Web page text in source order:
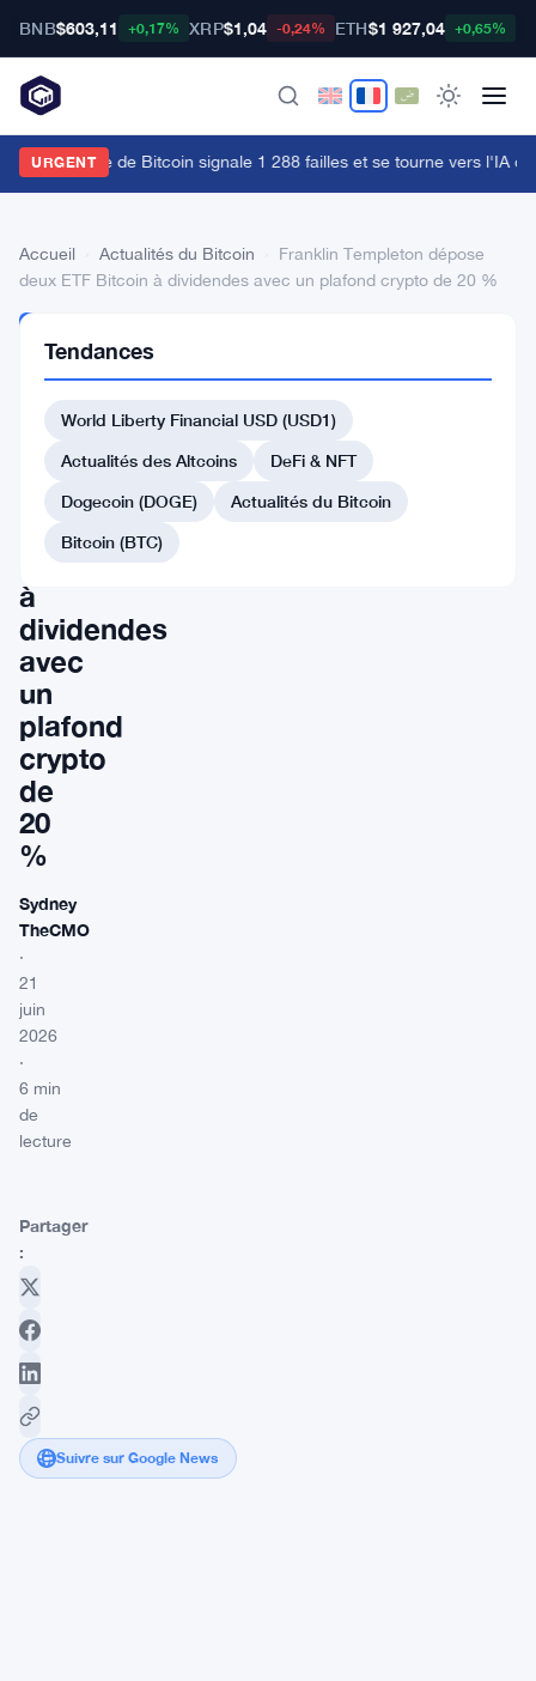
BNB$603,11 +0,17% XRP$1,04 -0,24% ETH$1 927,04 +0,65%
URGENT
rouge de Bitcoin signale 1 288 failles et se tourne vers l'IA
Accueil Actualités du Bitcoin
Franklin Templeton dépose
deux ETF Bitcoin à dividendes avec un plafond crypto de 20 %
DU BITCOIN
Templeton
dépose
deux
ETF
à
dividendes
avec
un
plafond
crypto
de
20
%
Sydney
TheCMO
·
21
juin
2026
·
6 min
de
lecture
Partager
:
Suivre sur Google News
Tendances
World Liberty Financial USD (USD1)
Actualités des Altcoins
DeFi & NFT
Dogecoin (DOGE)
Actualités du Bitcoin
Bitcoin (BTC)